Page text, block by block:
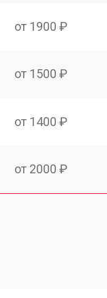
от 1900 ₽
от 1500 ₽
от 1400 ₽
от 2000 ₽